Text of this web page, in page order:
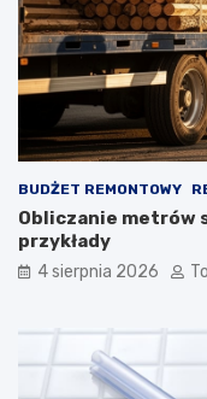
BUDŻET REMONTOWY
Obliczanie metrów
przykłady
4 sierpnia 2026